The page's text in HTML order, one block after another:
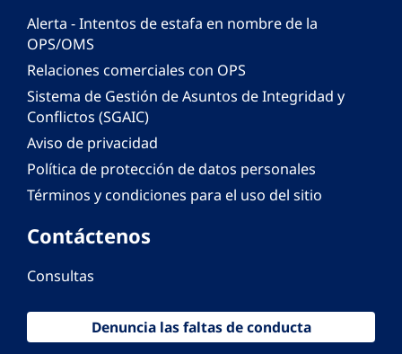
Alerta - Intentos de estafa en nombre de la
OPS/OMS
Relaciones comerciales con OPS
Sistema de Gestión de Asuntos de Integridad y
Conflictos (SGAIC)
Aviso de privacidad
Política de protección de datos personales
Términos y condiciones para el uso del sitio
Contáctenos
Consultas
Denuncia las faltas de conducta